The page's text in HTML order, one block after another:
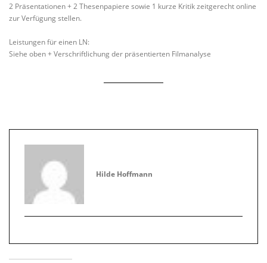
2 Präsentationen + 2 Thesenpapiere sowie 1 kurze Kritik zeitgerecht online
zur Verfügung stellen.
Leistungen für einen LN:
Siehe oben + Verschriftlichung der präsentierten Filmanalyse
Hilde Hoffmann